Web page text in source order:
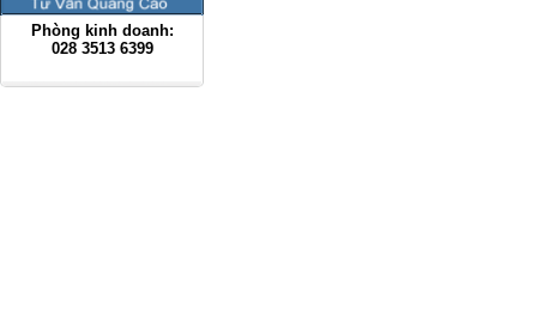
Phòng kinh doanh:
028 3513 6399